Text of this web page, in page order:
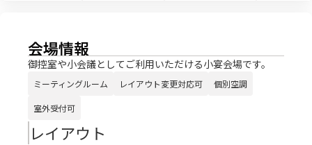
会場情報
御控室や小会議としてご利用いただける小宴会場です。
ミーティングルーム レイアウト変更対応可 個別空調
室外受付可
レイアウト